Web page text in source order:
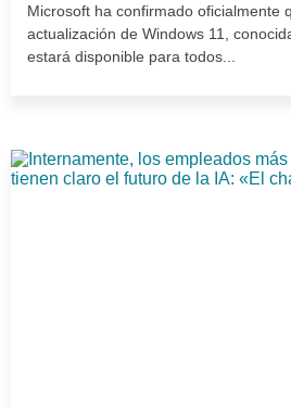
Microsoft ha confirmado oficialmente
actualización de Windows 11,
estará disponible para todos...